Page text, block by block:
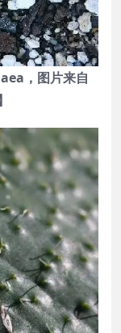
，图片来自